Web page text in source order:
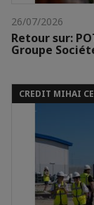
26/07/2026
Retour sur:
Groupe
CREDIT MIHAI